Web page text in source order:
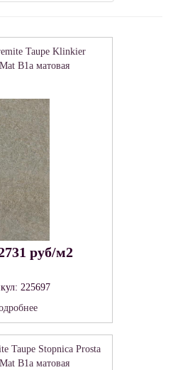
Taupe Klinkier
B1a матовая
руб/м2
225697
Taupe Stopnica Prosta
B1a матовая